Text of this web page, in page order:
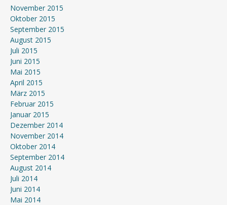
November 2015
Oktober 2015
September 2015
August 2015
Juli 2015
Juni 2015
Mai 2015
April 2015
März 2015
Februar 2015
Januar 2015
Dezember 2014
November 2014
Oktober 2014
September 2014
August 2014
Juli 2014
Juni 2014
Mai 2014